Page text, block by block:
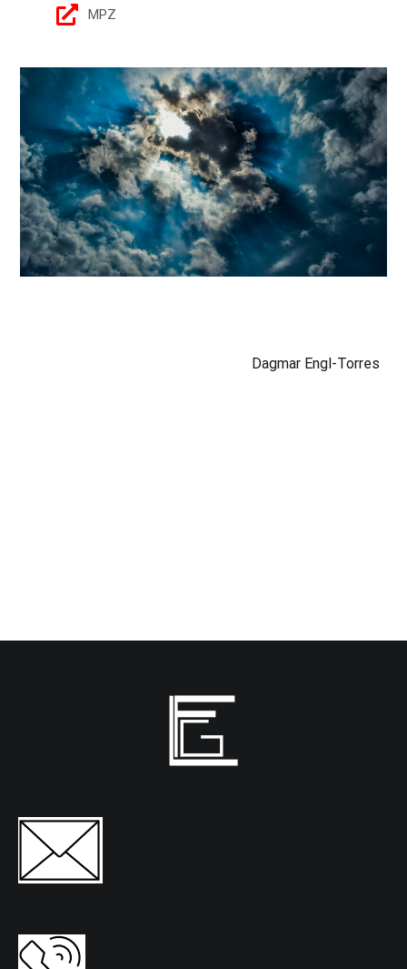
MPZ
Dagmar Engl-Torres